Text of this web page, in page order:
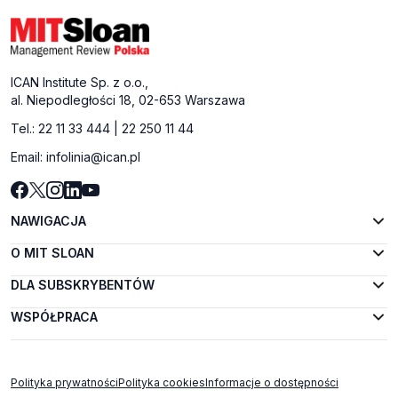
NAWIGACJA
O MIT SLOAN
DLA SUBSKRYBENTÓW
WSPÓŁPRACA
ICAN Institute Sp. z o.o.,
al. Niepodległości 18, 02-653 Warszawa
Tel.: 22 11 33 444
22 250 11 44
Email: infolinia@ican.pl
Polityka prywatnościPolityka cookiesInformacje o dostępności